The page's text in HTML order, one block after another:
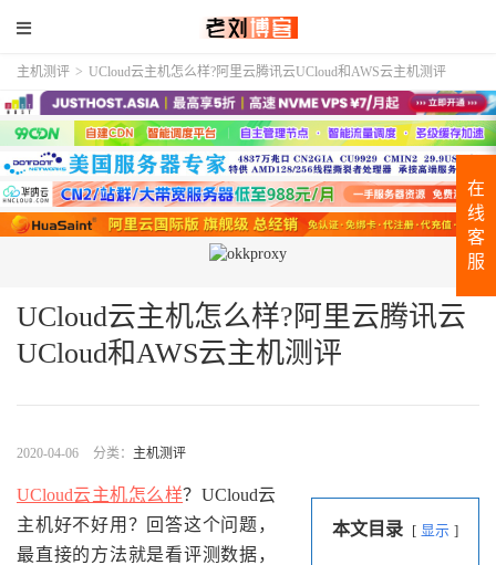
主机测评 > UCloud云主机怎么样?阿里云腾讯云UCloud和AWS云主机测评
UCloud云主机怎么样?阿里云腾讯云
UCloud和AWS云主机测评
2020-04-06 分类： 主机测评
本文目录 显示
UCloud云主机怎么样？UCloud云
主机好不好用？回答这个问题，
最直接的方法就是看评测数据，
在
线
客
服